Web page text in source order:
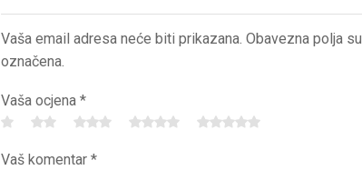
Vaša email adresa neće biti prikazana. Obavezna polja su
označena.
Vaša ocjena *
Vaš komentar *